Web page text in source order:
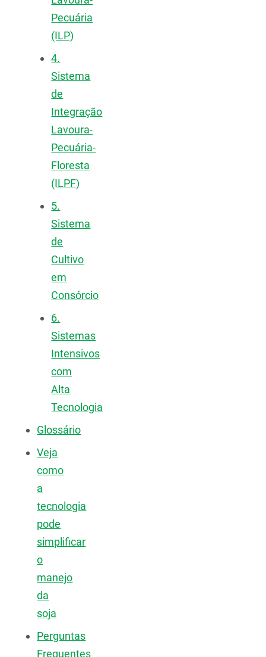
Pecuária
(ILP)
4.
Sistema
de
Integração
Lavoura-
Pecuária-
Floresta
(ILPF)
5.
Sistema
de
Cultivo
em
Consórcio
6.
Sistemas
Intensivos
com
Alta
Tecnologia
Glossário
Veja
como
a
tecnologia
pode
simplificar
o
manejo
da
soja
Perguntas
Frequentes